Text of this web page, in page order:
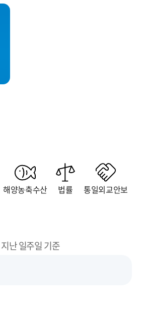
해양농축수산 법률 통일외교안보
지난 일주일 기준